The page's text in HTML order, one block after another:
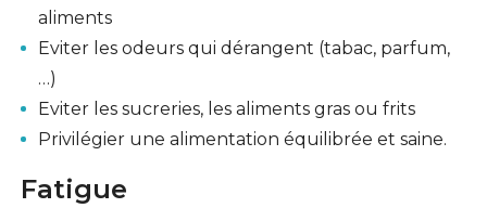
aliments
Eviter les odeurs qui dérangent (tabac, parfum,
…)
Eviter les sucreries, les aliments gras ou frits
Privilégier une alimentation équilibrée et saine.
Fatigue